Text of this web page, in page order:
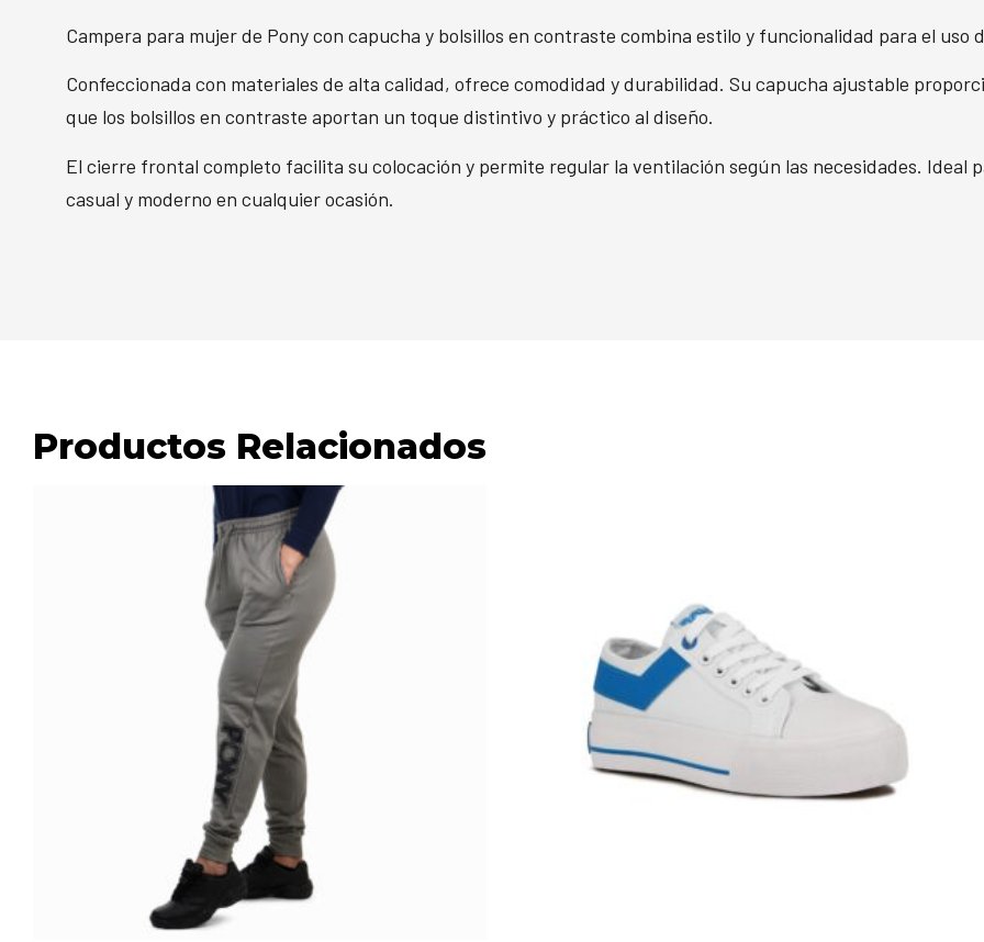
Campera para mujer de Pony con capucha y bolsillos en contraste combina estilo y funcionalidad para el uso
Confeccionada con materiales de alta calidad, ofrece comodidad y durabilidad. Su capucha ajustable
que los bolsillos en contraste aportan un toque distintivo y práctico al diseño.
El cierre frontal completo facilita su colocación y permite regular la ventilación según las necesidades. Ideal
casual y moderno en cualquier ocasión.
Productos Relacionados